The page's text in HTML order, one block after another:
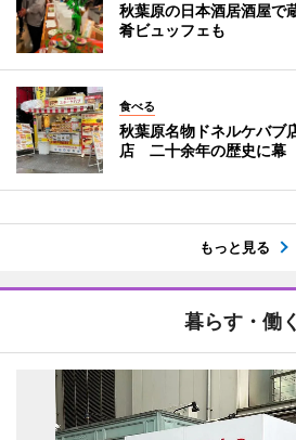
秋葉原の日本酒居酒屋
肴ビュッフェも
食べる
秋葉原名物ドネルケバブ
店 二十余年の歴史に幕
もっと見る
暮らす・働く